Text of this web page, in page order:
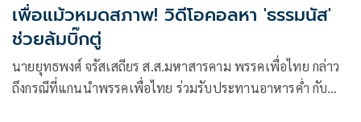
เพื่อแม้วหมดสภาพ! วิดีโอคอลหา 'ธรรมนัส'
ช่วยล้มบิ๊กตู่
นายยุทธพงศ์ จรัสเสถียร ส.ส.มหาสารคาม พรรคเพื่อไทย กล่าว
ถึงกรณีที่แกนนำพรรคเพื่อไทย ร่วมรับประทานอาหารค่ำ กับ